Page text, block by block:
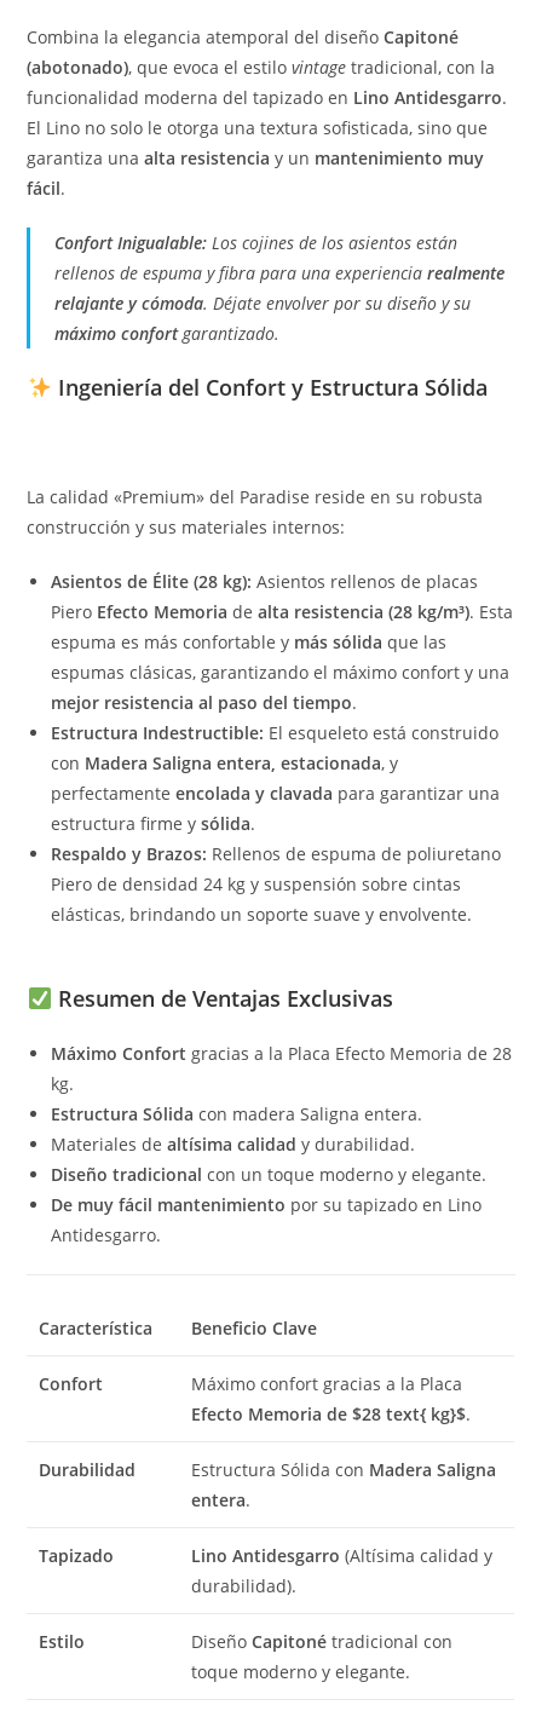
Combina la elegancia atemporal del diseñoCapitoné
(abotonado), que evoca el estilovintage tradicional, con la
funcionalidad moderna del tapizado en Lino Antidesgarro.
El Lino no solo le otorga una textura sofisticada, sino que
garantiza unaalta resistencia y un mantenimiento muy
fácil.
Confort Inigualable: Los cojines de los asientos están
rellenos de espuma y fibra para una experienciarealmente
relajante y cómoda. Déjate envolver por su diseño y su
máximo confortgarantizado.
Ingeniería del Confort y Estructura Sólida
La calidad «Premium» del Paradise reside en su robusta
construcción y sus materiales internos:
Asientos de Élite (28 kg): Asientos rellenos de placas
Piero Efecto Memoria dealta resistencia (28 kg/m³). Esta
espuma es más confortable y más sólida que las
espumas clásicas, garantizando el máximo confort y una
mejor resistencia al paso del tiempo.
Estructura Indestructible: El esqueleto está construido
con Madera Saligna entera, estacionada, y
perfectamenteencolada y clavada para garantizar una
estructura firme ysólida.
Respaldo y Brazos: Rellenos de espuma de poliuretano
Piero de densidad 24 kg y suspensión sobre cintas
elásticas, brindando un soporte suave y envolvente.
Resumen de Ventajas Exclusivas
Máximo Confort gracias a la Placa Efecto Memoria de 28
kg.
Estructura Sólida con madera Saligna entera.
Materiales dealtísima calidad y durabilidad.
Diseño tradicional con un toque moderno y elegante.
De muy fácil mantenimiento por su tapizado en Lino
Antidesgarro.
Característica Beneficio Clave
Confort
Máximo confort gracias a la Placa
Efecto Memoria de$28 text{ kg}$.
Durabilidad Estructura Sólida con Madera Saligna
entera.
Tapizado Lino Antidesgarro (Altísima calidad y
durabilidad).
Estilo DiseñoCapitoné tradicional con
toque moderno y elegante.